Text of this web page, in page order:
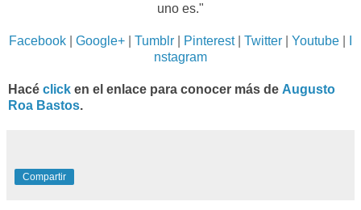
uno es."
Facebook Google+ Tumblr Pinterest| Twitter Youtube
nstagram
Hacé click en el enlace para conocer más de Augusto
Roa Bastos.
Compartir